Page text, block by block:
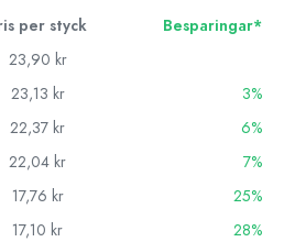
per styck
Besparingar*
23,90 kr
23,13 kr
3%
22,37 kr
6%
22,04 kr
7%
17,76 kr
25%
17,10 kr 28%